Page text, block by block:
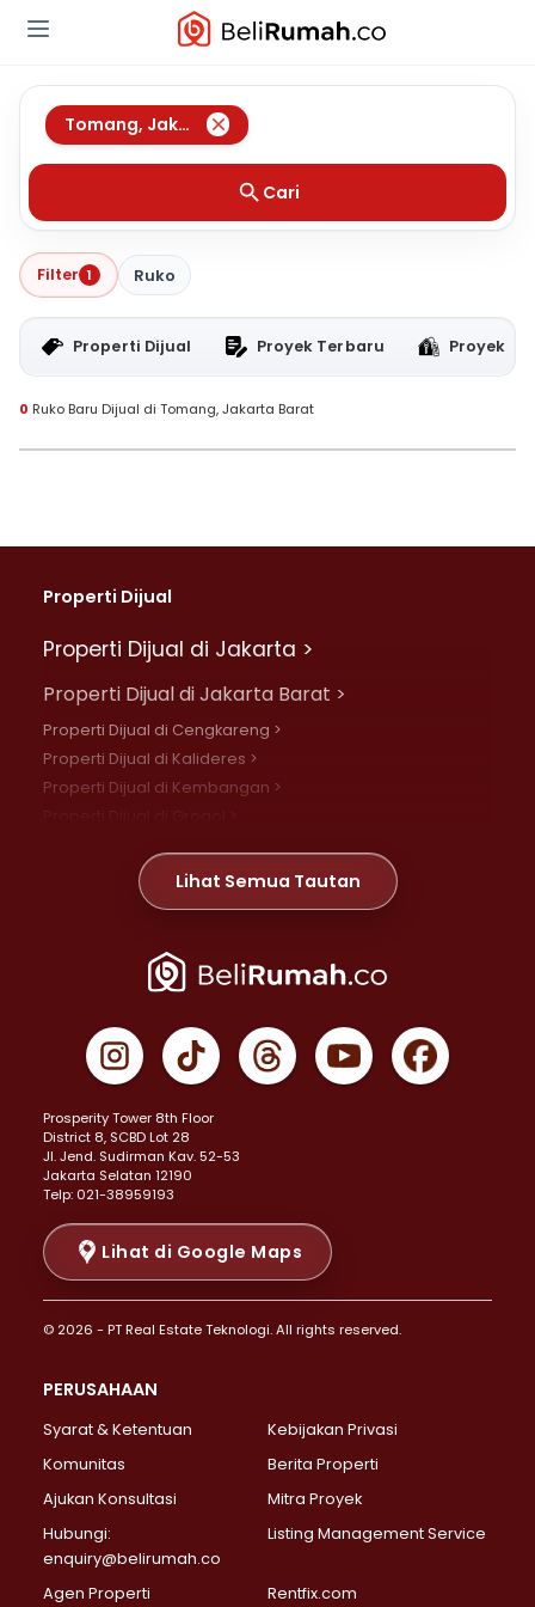
Tomang, Jakarta Barat
Cari
Filter 1 Ruko
Properti Dijual Proyek Terbaru Proyek
0 Ruko Baru Dijual di Tomang, Jakarta Barat
Properti Dijual
Properti Dijual di Jakarta >
Properti Dijual di Jakarta Barat >
Properti Dijual di Cengkareng >
Properti Dijual di Kalideres >
Properti Dijual di Kembangan >
Properti Dijual di Meruya >
Properti Dijual di Jelambar >
Properti Dijual di Jakarta Pusat >
Properti Dijual di Gambir >
Properti Dijual di Johar Baru >
Properti Dijual di Menteng >
Properti Dijual di Senen >
Properti Dijual di Tanah Abang >
Properti Dijual di Cikini >
Properti Dijual di Kramat >
Properti Dijual di Pasar Baru >
Properti Dijual di Bendungan Hilir >
Properti Dijual di Jakarta Selatan >
Properti Dijual di Lebak Bulus >
Properti Dijual di Gandaria Selatan >
Properti Dijual di Pondok Labu >
Properti Dijual di Lenteng Agung >
Properti Dijual di Senayan >
Properti Dijual di Pondok Pinang >
Lihat Semua Tautan
Prosperity Tower 8th Floor
District 8, SCBD Lot 28
JI. Jend. Sudirman Kav. 52-53
Jakarta Selatan 12190
Telp: 021-38959193
Lihat di Google Maps
© 2026 - PT Real Estate Teknologi. All rights reserved.
PERUSAHAAN
Syarat & Ketentuan
Kebijakan Privasi
Komunitas
Berita Properti
Ajukan Konsultasi
Mitra Proyek
Hubungi:
enquiry@belirumah.co
Listing Management Service
Agen Properti Rentfix.com